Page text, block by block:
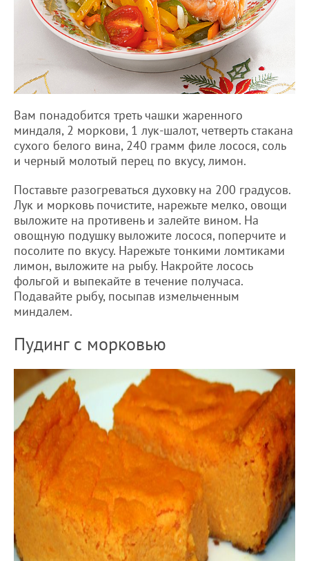
Вам понадобится треть чашки жаренного
миндаля, 2 моркови, 1 лук-шалот, четверть стакана
сухого белого вина, 240 грамм филе лосося, соль
и черный молотый перец по вкусу, лимон.
Поставьте разогреваться духовку на 200 градусов.
Лук и морковь почистите, нарежьте мелко, овощи
выложите на противень и залейте вином. На
овощную подушку выложите лосося, поперчите и
посолите по вкусу. Нарежьте тонкими ломтиками
лимон, выложите на рыбу. Накройте лосось
фольгой и выпекайте в течение получаса.
Подавайте рыбу, посыпав измельченным
миндалем.
Пудинг с морковью